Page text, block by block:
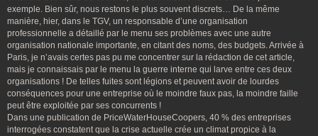
exemple. Bien sûr, nous restons le plus souvent discrets… De la même
manière, hier, dans le TGV, un responsable d’une organisation
professionnelle a détaillé par le menu ses problèmes avec une autre
organisation nationale importante, en citant des noms, des budgets. Arrivée à
Paris, je n’avais certes pas pu me concentrer sur la rédaction de cet article,
mais je connaissais par le menu la guerre interne qui larve entre ces deux
organisations ! De telles fuites sont légions et peuvent avoir de lourdes
conséquences pour une entreprise où le moindre faux pas, la moindre faille
peut être exploitée par ses concurrents !
Dans une publication de PriceWaterHouseCoopers, 40 % des entreprises
interrogées constatent que la crise actuelle crée un climat propice à la